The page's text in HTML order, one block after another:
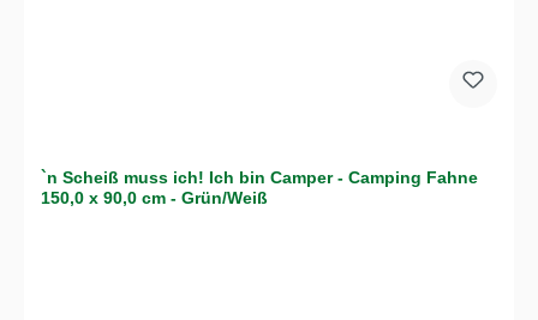
`n Scheiß muss ich! Ich bin Camper - Camping Fahne
150,0 x 90,0 cm - Grün/Weiß